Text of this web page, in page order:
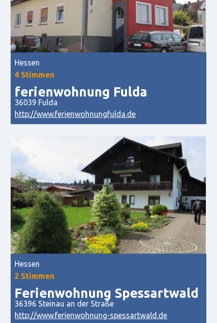
Hessen
4 Stimmen
ferienwohnung Fulda
36039 Fulda
http://www.ferienwohnungfulda.de
Hessen
2 Stimmen
Ferienwohnung Spessartwald
36396 Steinau an der Straße
http://www.ferienwohnung-spessartwald.de